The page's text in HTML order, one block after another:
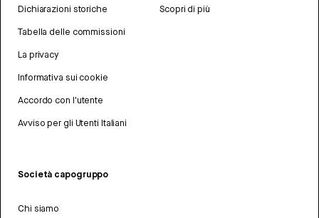
Dichiarazioni storiche
Tabella delle commissioni
La privacy
Informativa sui cookie
Accordo con l'utente
Avviso per gli Utenti Italiani
Scopri di più
Società capogruppo
Chi siamo